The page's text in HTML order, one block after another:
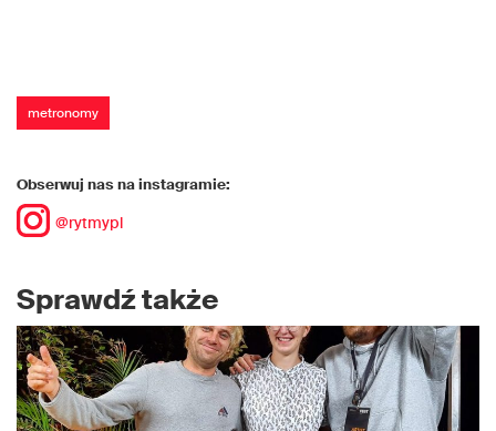
metronomy
Obserwuj nas na instagramie:
@rytmypl
Sprawdź także